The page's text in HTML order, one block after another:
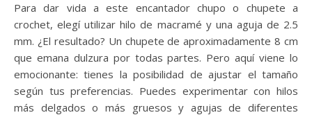
Para dar vida a este encantador chupo o chupete a
crochet, elegí utilizar hilo de macramé y una aguja de 2.5
mm. ¿El resultado? Un chupete de aproximadamente 8 cm
que emana dulzura por todas partes. Pero aquí viene lo
emocionante: tienes la posibilidad de ajustar el tamaño
según tus preferencias. Puedes experimentar con hilos
más delgados o más gruesos y agujas de diferentes